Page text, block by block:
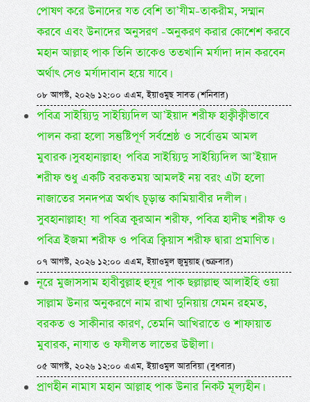
পোষণ করে উনাদের যত বেশি তা’যীম-তাকরীম, সম্মান
করবে এবং উনাদের অনুসরণ -অনুকরণ করার কোশেশ করবে
মহান আল্লাহ পাক তিনি তাকেও ততখানি মর্যাদা দান করবেন
অর্থাৎ সেও মর্যাদাবান হয়ে যাবে।
০৮ আগস্ট, ২০২৬ ১২:০০ এএম, ইয়াওমুছ সাবত (শনিবার)
পবিত্র সাইয়্যিদু সাইয়্যিদিল আ’ইয়াদ শরীফ হাক্বীক্বীভাবে
পালন করা হলো সন্তুষ্টিপূর্ণ সর্বশ্রেষ্ঠ ও সর্বোত্তম আমল
মুবারক। সুবহানাল্লাহ! পবিত্র সাইয়্যিদু সাইয়্যিদিল আ’ইয়াদ
শরীফ শুধু একটি বরকতময় আমলই নয় বরং এটা হলো
নাজাতের সনদপত্র অর্থাৎ চূড়ান্ত কামিয়াবীর দলীল।
সুবহানাল্লাহ! যা পবিত্র কুরআন শরীফ, পবিত্র হাদীছ শরীফ ও
পবিত্র ইজমা শরীফ ও পবিত্র ক্বিয়াস শরীফ দ্বারা প্রমাণিত।
০৭ আগস্ট, ২০২৬ ১২:০০ এএম, ইয়াওমুল জুমুয়াহ (শুক্রবার)
নূরে মুজাসসাম হাবীবুল্লাহ হুযূর পাক ছল্লাল্লাহু আলাইহি ওয়া
সাল্লাম উনার অনুকরণে নাম রাখা দুনিয়ায় যেমন রহমত,
বরকত ও সাকীনার কারণ, তেমনি আখিরাতে ও শাফায়াত
মুবারক, নাযাত ও ফযীলত লাভের উছীলা।
০৫ আগস্ট, ২০২৬ ১২:০০ এএম, ইয়াওমুল আরবিয়া (বুধবার)
প্রাণহীন নামায মহান আল্লাহ পাক উনার নিকট মূল্যহীন।